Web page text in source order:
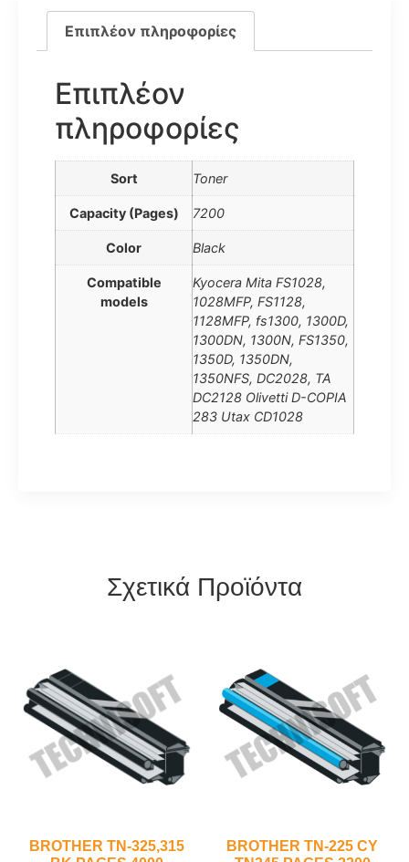
Επιπλέον πληροφορίες
Επιπλέον
πληροφορίες
Sort Toner
Capacity (Pages) 7200
Color Black
Compatible
models
Kyocera Mita FS1028,
1028MFP, FS1128,
1128MFP, fs1300, 1300D,
1300DN, 1300N, FS1350,
1350D, 1350DN,
1350NFS, DC2028, TA
DC2128 Olivetti D-COPIA
283 Utax CD1028
Σχετικά Προϊόντα
BROTHER TN-325,315
BROTHER TN-225 CY